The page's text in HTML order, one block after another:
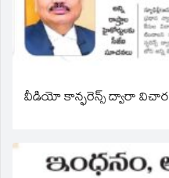
వీడియో కాన్ఫరెన్స్ ద్వారా